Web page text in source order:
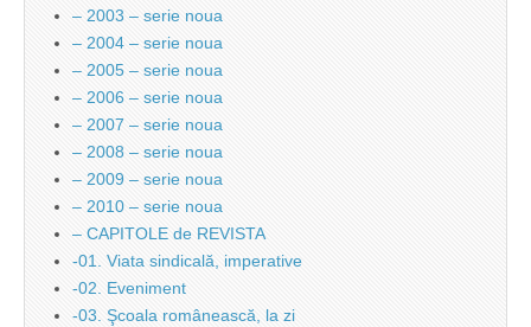
– 2003 – serie noua
– 2004 – serie noua
– 2005 – serie noua
– 2006 – serie noua
– 2007 – serie noua
– 2008 – serie noua
– 2009 – serie noua
– 2010 – serie noua
– CAPITOLE de REVISTA
-01. Viata sindicală, imperative
-02. Eveniment
-03. Şcoala românească, la zi